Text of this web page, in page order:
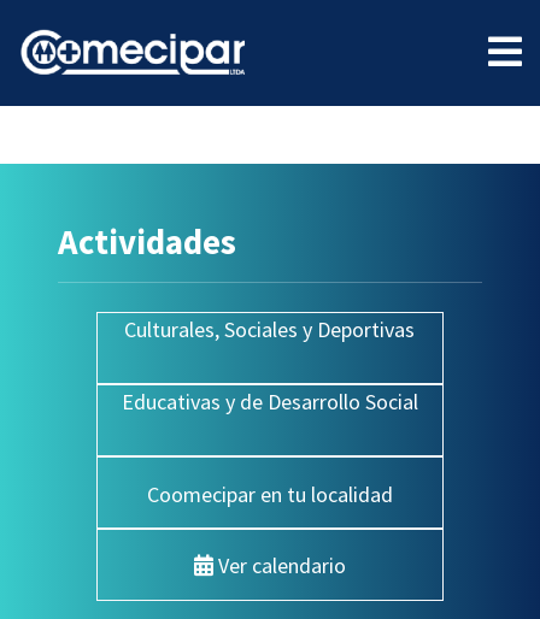
Actividades
Culturales, Sociales y Deportivas
Educativas y de Desarrollo Social
Coomecipar en tu localidad
Ver calendario